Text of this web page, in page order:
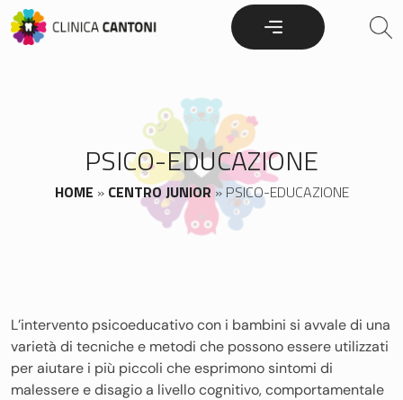
Skip
to
PSICO-EDUCAZIONE
HOME » CENTRO JUNIOR»PSICO-EDUCAZIONE
L’intervento psicoeducativo con i bambini si avvale di una
varietà di tecniche e metodi che possono essere utilizzati
per aiutare i più piccoli che esprimono sintomi di
malessere e disagio a livello cognitivo, comportamentale